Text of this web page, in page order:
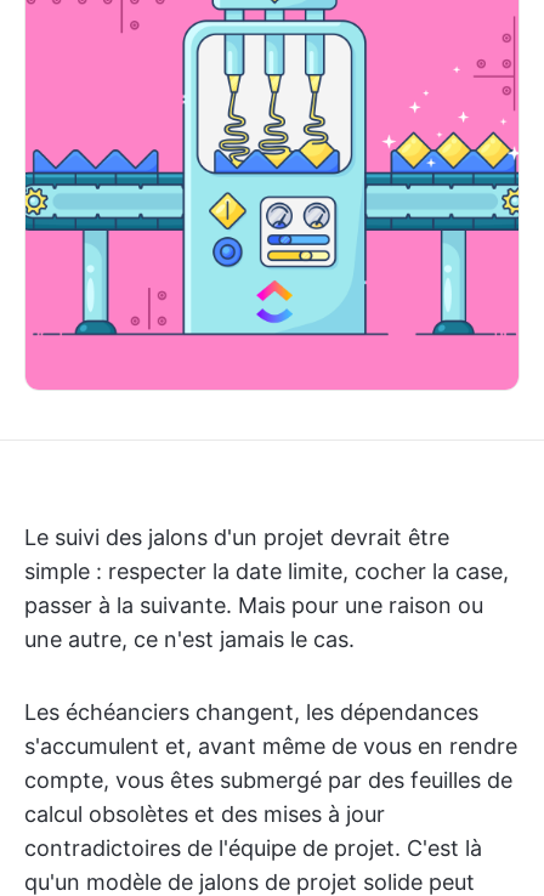
Le suivi des jalons d'un projet devrait être
simple : respecter la date limite, cocher la case,
passer à la suivante. Mais pour une raison ou
une autre, ce n'est jamais le cas.
Les échéanciers changent, les dépendances
s'accumulent et, avant même de vous en rendre
compte, vous êtes submergé par des feuilles de
calcul obsolètes et des mises à jour
contradictoires de l'équipe de projet. C'est là
qu'un modèle de jalons de projet solide peut